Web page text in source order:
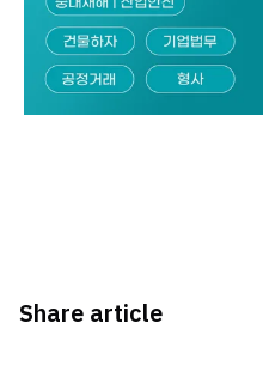
Share article